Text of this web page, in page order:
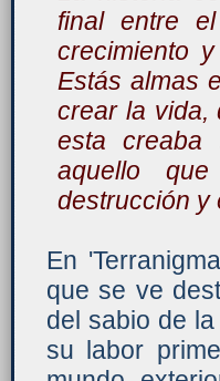
final entre
crecimiento
Estás almas
crear la vida,
esta creaba
aquello
destrucción y
En
que se ve
del sabio de
su labor